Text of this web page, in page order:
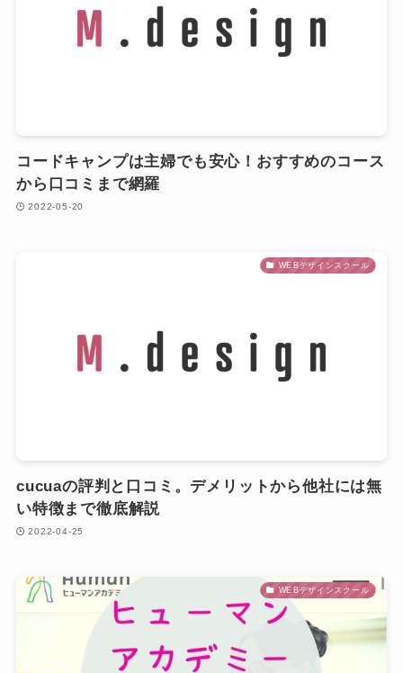
コードキャンプは主婦でも安心！おすすめのコース
から口コミまで網羅
2022-05-20
WEBデザインスクール
cucuaの評判と口コミ。デメリットから他社には無
い特徴まで徹底解説
2022-04-25
WEBデザインスクール